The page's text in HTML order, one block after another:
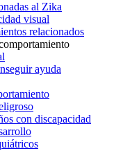
al Zika
visual
relacionados
ayuda
con discapacidad